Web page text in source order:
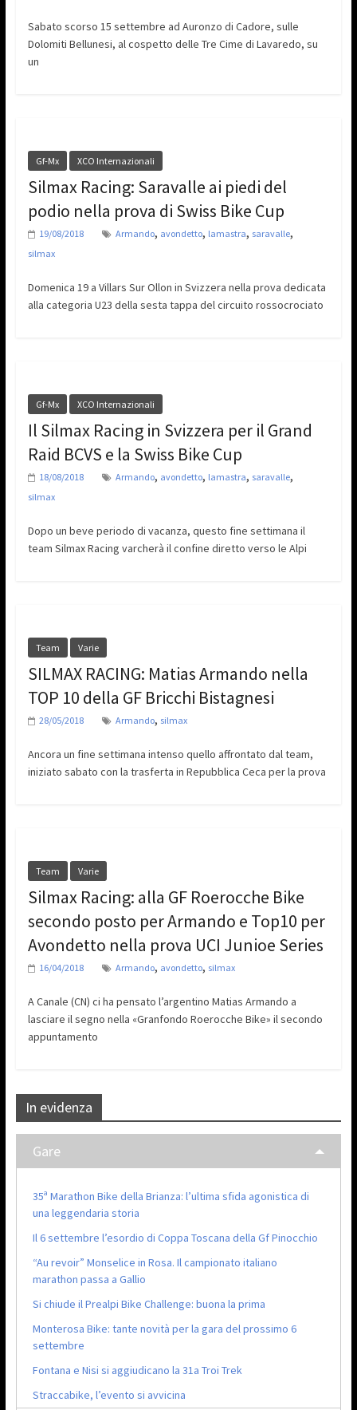
Sabato scorso 15 settembre ad Auronzo di Cadore, sulle
Dolomiti Bellunesi, al cospetto delle Tre Cime di Lavaredo, su
un
Gf-Mx XCO Internazionali
Silmax Racing: Saravalle ai piedi del
podio nella prova di Swiss Bike Cup
19/08/2018 Armando, avondetto, lamastra, saravalle,
silmax
Domenica 19 a Villars Sur Ollon in Svizzera nella prova dedicata
alla categoria U23 della sesta tappa del circuito rossocrociato
Gf-Mx XCO Internazionali
Il Silmax Racing in Svizzera per il Grand
Raid BCVS e la Swiss Bike Cup
18/08/2018 Armando, avondetto, lamastra, saravalle,
silmax
Dopo un beve periodo di vacanza, questo fine settimana il
team Silmax Racing varcherà il confine diretto verso le Alpi
Team Varie
SILMAX RACING: Matias Armando nella
TOP 10 della GF Bricchi Bistagnesi
28/05/2018 Armando, silmax
Ancora un fine settimana intenso quello affrontato dal team,
iniziato sabato con la trasferta in Repubblica Ceca per la prova
Team Varie
Silmax Racing: alla GF Roerocche Bike
secondo posto per Armando e Top10 per
Avondetto nella prova UCI Junioe Series
16/04/2018 Armando, avondetto, silmax
A Canale (CN) ci ha pensato l’argentino Matias Armando a
lasciare il segno nella «Granfondo Roerocche Bike» il secondo
appuntamento
In evidenza
Gare
35ª Marathon Bike della Brianza: l’ultima sfida agonistica di
una leggendaria storia
Il 6 settembre l’esordio di Coppa Toscana della Gf Pinocchio
“Au revoir” Monselice in Rosa. Il campionato italiano
marathon passa a Gallio
Si chiude il Prealpi Bike Challenge: buona la prima
Monterosa Bike: tante novità per la gara del prossimo 6
settembre
Fontana e Nisi si aggiudicano la 31a Troi Trek
Straccabike, l’evento si avvicina